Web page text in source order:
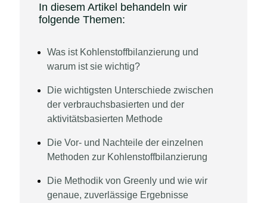
In diesem Artikel behandeln wir
folgende Themen:
Was ist Kohlenstoffbilanzierung und
warum ist sie wichtig?
Die wichtigsten Unterschiede zwischen
der verbrauchsbasierten und der
aktivitätsbasierten Methode
Die Vor- und Nachteile der einzelnen
Methoden zur Kohlenstoffbilanzierung
Die Methodik von Greenly und wie wir
genaue, zuverlässige Ergebnisse